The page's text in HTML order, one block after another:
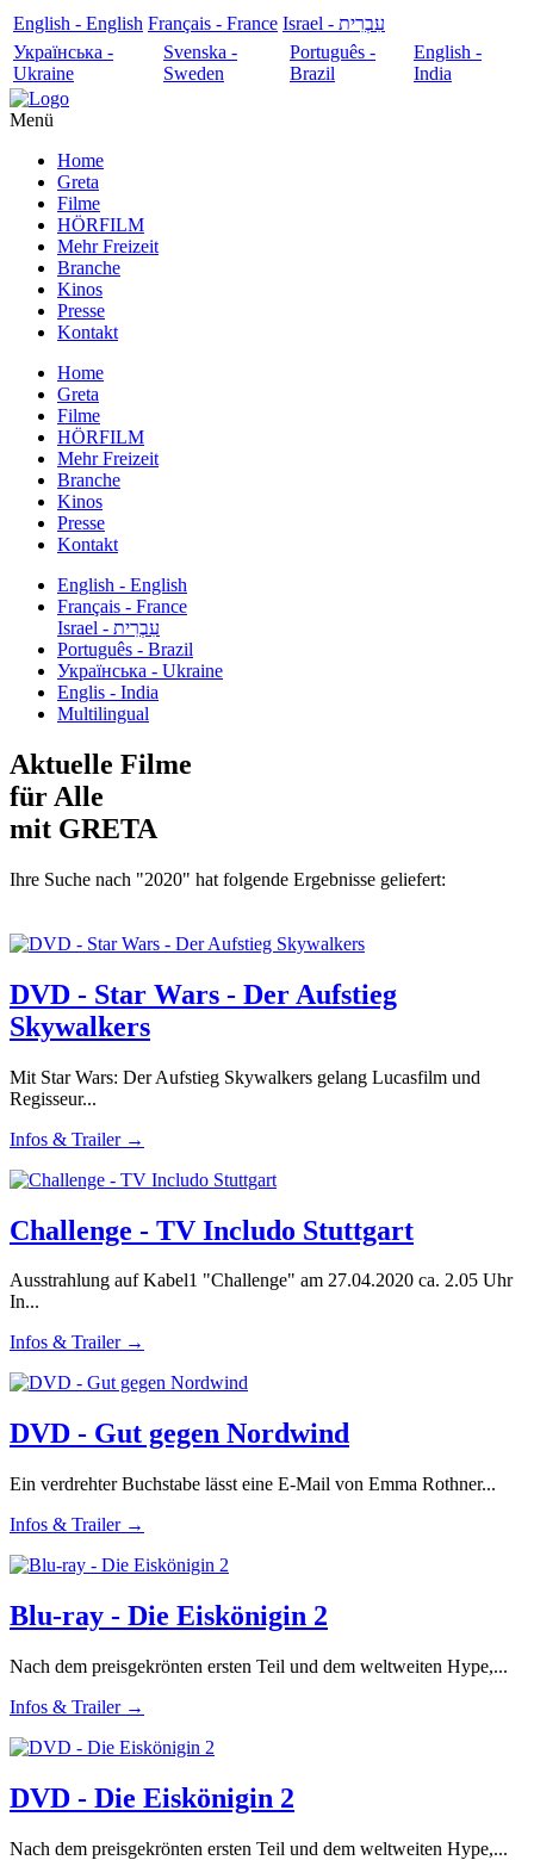
English - English Français - France
עִבְרִית - Israel
Українська -
Ukraine
Svenska -
Sweden
Português -
Brazil
English -
India
Menü
Home
Greta
Filme
HÖRFILM
Mehr Freizeit
Branche
Kinos
Presse
Kontakt
Home
Greta
Filme
HÖRFILM
Mehr Freizeit
Branche
Kinos
Presse
Kontakt
English - English
Français - France
עִבְרִית - Israel
Português - Brazil
Українська - Ukraine
Englis - India
Multilingual
Aktuelle Filme
für Alle
mit GRETA
Ihre Suche nach "2020" hat folgende Ergebnisse geliefert:
DVD - Star Wars - Der Aufstieg
Skywalkers
Mit Star Wars: Der Aufstieg Skywalkers gelang Lucasfilm und
Regisseur...
Infos & Trailer →
Challenge - TV Includo Stuttgart
Ausstrahlung auf Kabel1 "Challenge" am 27.04.2020 ca. 2.05 Uhr
In...
Infos & Trailer →
DVD - Gut gegen Nordwind
Ein verdrehter Buchstabe lässt eine E-Mail von Emma Rothner...
Infos & Trailer →
Blu-ray - Die Eiskönigin 2
Nach dem preisgekrönten ersten Teil und dem weltweiten Hype,...
Infos & Trailer →
DVD - Die Eiskönigin 2
Nach dem preisgekrönten ersten Teil und dem weltweiten Hype,...